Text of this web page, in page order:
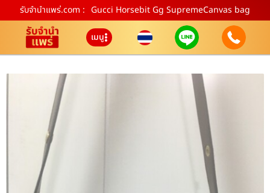
รับจํานําแพร่.com : Gucci Horsebit Gg SupremeCanvas bag
เมนู